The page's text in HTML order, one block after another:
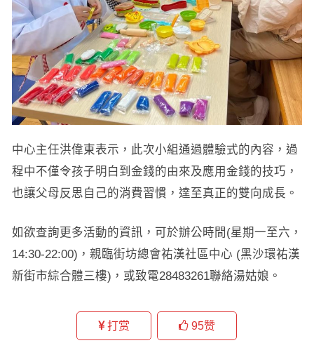
中心主任洪偉東表示，此次小組通過體驗式的內容，過
程中不僅令孩子明白到金錢的由來及應用金錢的技巧，
也讓父母反思自己的消費習慣，達至真正的雙向成長。
如欲查詢更多活動的資訊，可於辦公時間(星期一至六，
14:30-22:00)，親臨街坊總會祐漢社區中心 (黑沙環祐漢
新街市綜合體三樓)，或致電28483261聯絡湯姑娘。
打赏 95赞